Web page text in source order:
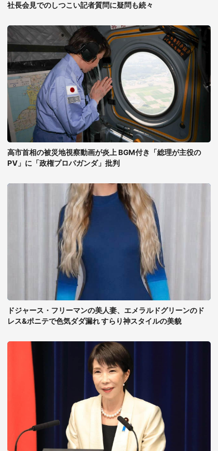
社長会見でのしつこい記者質問に疑問も続々
高市首相の被災地視察動画が炎上 BGM付き「総理が主役の
PV」に「政権プロパガンダ」批判
ドジャース・フリーマンの美人妻、エメラルドグリーンのド
レス&ポニテで色気ダダ漏れ すらり神スタイルの美貌